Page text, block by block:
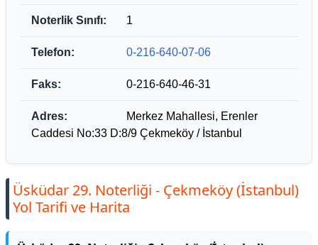
Noterlik Sınıfı: 1
Telefon: 0-216-640-07-06
Faks: 0-216-640-46-31
Adres:
Merkez Mahallesi, Erenler
Caddesi No:33 D:8/9 Çekmeköy / İstanbul
Üsküdar 29. Noterliği - Çekmeköy (İstanbul)
Yol Tarifi ve Harita